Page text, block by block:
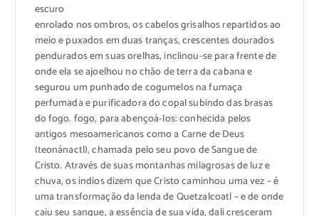
escuro
enrolado nos ombros, os cabelos grisalhos repartidos ao
meio e puxados em duas tranças, crescentes dourados
pendurados em suas orelhas, inclinou-se para frente de
onde ela se ajoelhou no chão de terra da cabana e
segurou um punhado de cogumelos na fumaça
perfumada e purificadora do copal subindo das brasas
do fogo. fogo, para abençoá-los: conhecida pelos
antigos mesoamericanos como a Carne de Deus
(teonánactl), chamada pelo seu povo de Sangue de
Cristo. Através de suas montanhas milagrosas de luz e
chuva, os índios dizem que Cristo caminhou uma vez – é
uma transformação da lenda de Quetzalcoatl – e de onde